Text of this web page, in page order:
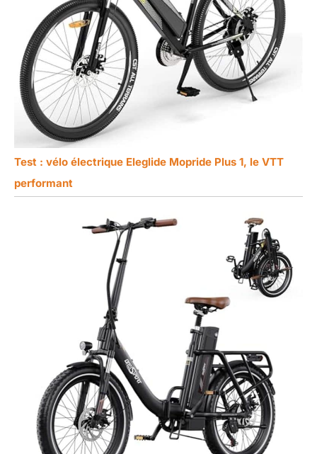
Test : vélo électrique Eleglide Mopride Plus 1, le VTT
performant